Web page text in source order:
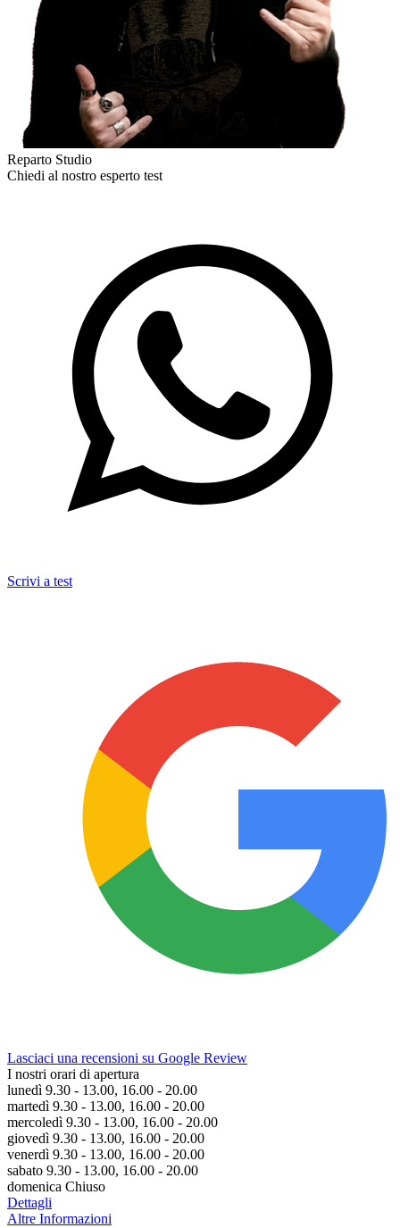
Reparto Studio
Chiedi al nostro esperto test
Scrivi a test
Lasciaci una recensioni su Google Review
I nostri orari di apertura
lunedì 9.30 - 13.00, 16.00 - 20.00
martedì 9.30 - 13.00, 16.00 - 20.00
mercoledì 9.30 - 13.00, 16.00 - 20.00
giovedì 9.30 - 13.00, 16.00 - 20.00
venerdì 9.30 - 13.00, 16.00 - 20.00
sabato 9.30 - 13.00, 16.00 - 20.00
domenica Chiuso
Dettagli
Altre Informazioni